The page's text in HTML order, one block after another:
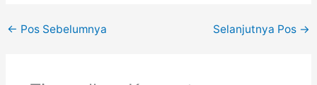
← Pos Sebelumnya Selanjutnya Pos →